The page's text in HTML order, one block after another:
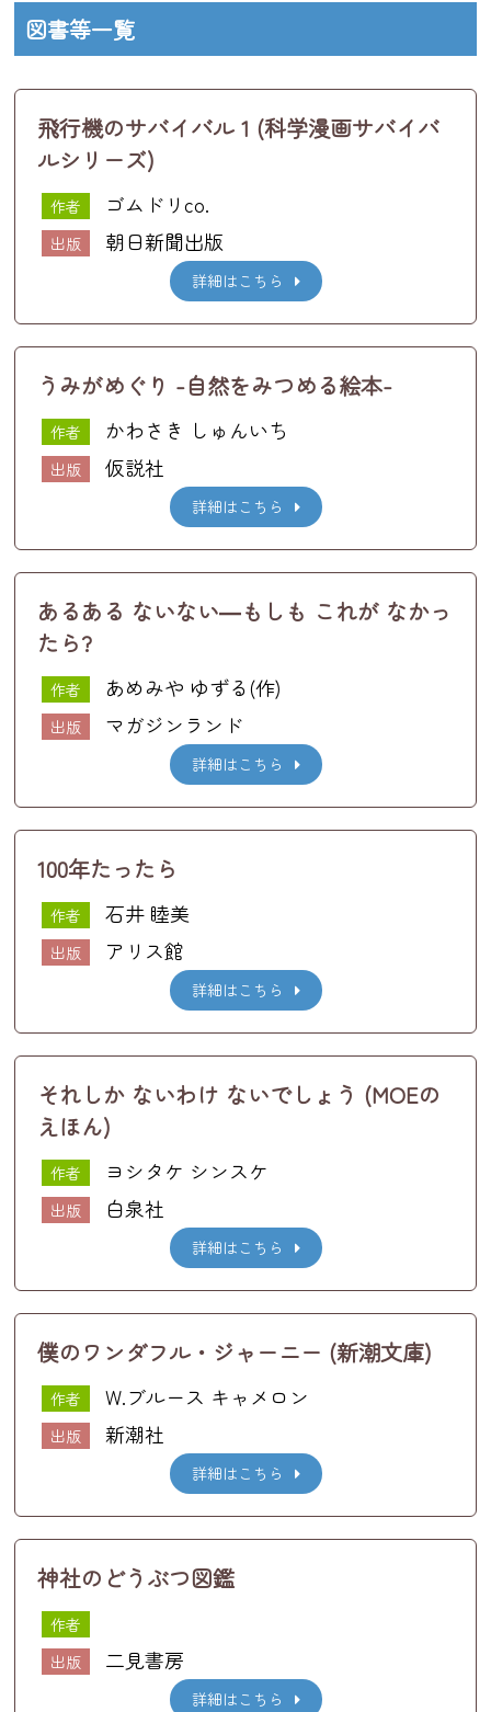
図書等一覧
飛行機のサバイバル 1 (科学漫画サバイバ
ルシリーズ)
作者 ゴムドリco.
出版 朝日新聞出版
詳細はこちら
うみがめぐり -自然をみつめる絵本-
作者 かわさき しゅんいち
出版 仮説社
詳細はこちら
あるある ないない―もしも これが なかっ
たら?
作者 あめみや ゆずる(作)
出版 マガジンランド
詳細はこちら
100年たったら
作者 石井 睦美
出版 アリス館
詳細はこちら
それしか ないわけ ないでしょう (MOEの
えほん)
作者 ヨシタケ シンスケ
出版 白泉社
詳細はこちら
僕のワンダフル・ジャーニー (新潮文庫)
作者 W.ブルース キャメロン
出版 新潮社
詳細はこちら
神社のどうぶつ図鑑
作者
出版
二見書房
詳細はこちら